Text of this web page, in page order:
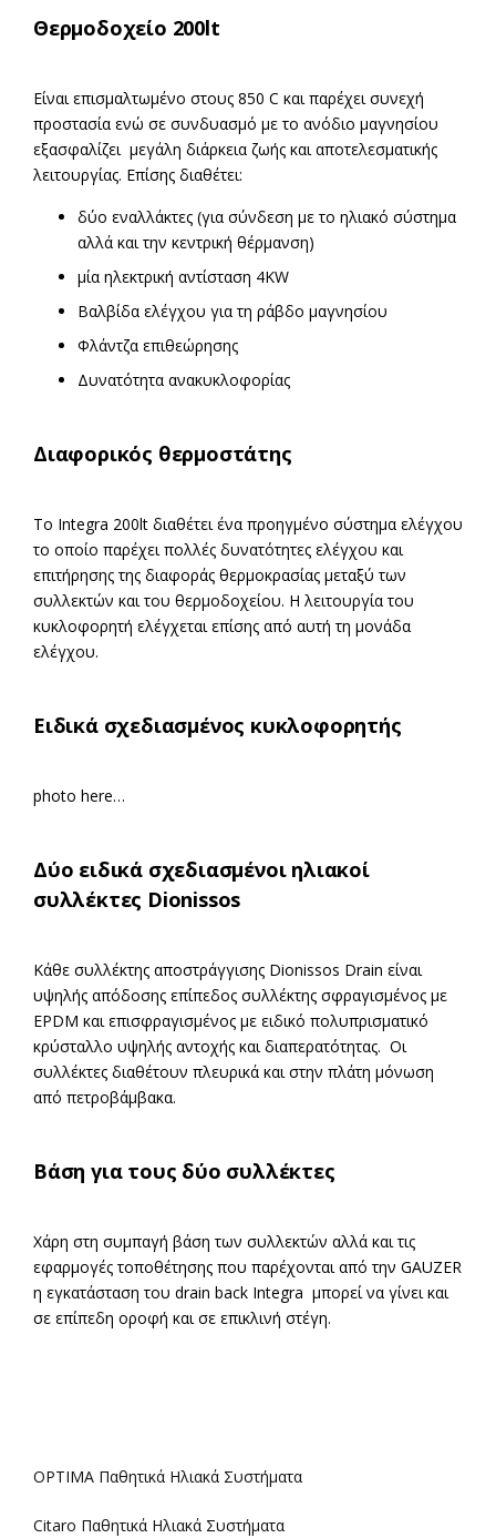
Θερμοδοχείο 200lt
Είναι επισμαλτωμένο στους 850 C και παρέχει συνεχή
προστασία ενώ σε συνδυασμό με το ανόδιο μαγνησίου
εξασφαλίζει μεγάλη διάρκεια ζωής και αποτελεσματικής
λειτουργίας. Επίσης διαθέτει:
δύο εναλλάκτες (για σύνδεση με το ηλιακό σύστημα
αλλά και την κεντρική θέρμανση)
μία ηλεκτρική αντίσταση 4KW
Βαλβίδα ελέγχου για τη ράβδο μαγνησίου
Φλάντζα επιθεώρησης
Δυνατότητα ανακυκλοφορίας
Διαφορικός θερμοστάτης
Το Integra 200lt διαθέτει ένα προηγμένο σύστημα ελέγχου
το οποίο παρέχει πολλές δυνατότητες ελέγχου και
επιτήρησης της διαφοράς θερμοκρασίας μεταξύ των
συλλεκτών και του θερμοδοχείου. Η λειτουργία του
κυκλοφορητή ελέγχεται επίσης από αυτή τη μονάδα
ελέγχου.
Ειδικά σχεδιασμένος κυκλοφορητής
photo here…
Δύο ειδικά σχεδιασμένοι ηλιακοί
συλλέκτες Dionissos
Κάθε συλλέκτης αποστράγγισης Dionissos Drain είναι
υψηλής απόδοσης επίπεδος συλλέκτης σφραγισμένος με
EPDM και επισφραγισμένος με ειδικό πολυπρισματικό
κρύσταλλο υψηλής αντοχής και διαπερατότητας. Οι
συλλέκτες διαθέτουν πλευρικά και στην πλάτη μόνωση
από πετροβάμβακα.
Βάση για τους δύο συλλέκτες
Χάρη στη συμπαγή βάση των συλλεκτών αλλά και τις
εφαρμογές τοποθέτησης που παρέχονται από την GAUZER
η εγκατάσταση του drain back Integra μπορεί να γίνει και
σε επίπεδη οροφή και σε επικλινή στέγη.
OPTIMA Παθητικά Ηλιακά Συστήματα
Citaro Παθητικά Ηλιακά Συστήματα